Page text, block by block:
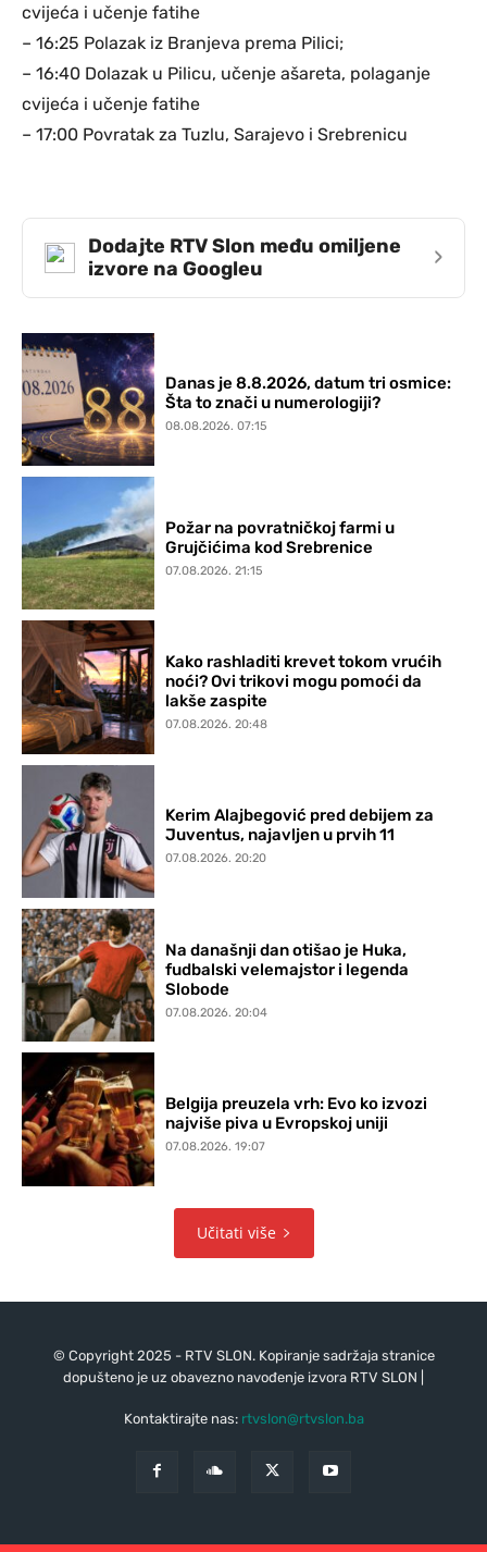
cvijeća i učenje fatihe
– 16:25 Polazak iz Branjeva prema Pilici;
– 16:40 Dolazak u Pilicu, učenje ašareta, polaganje
cvijeća i učenje fatihe
– 17:00 Povratak za Tuzlu, Sarajevo i Srebrenicu
Dodajte RTV Slon među omiljene
izvore na Googleu
›
Danas je 8.8.2026, datum tri osmice:
Šta to znači u numerologiji?
08.08.2026. 07:15
Požar na povratničkoj farmi u
Grujčićima kod Srebrenice
07.08.2026. 21:15
Kako rashladiti krevet tokom vrućih
noći? Ovi trikovi mogu pomoći da
lakše zaspite
07.08.2026. 20:48
Kerim Alajbegović pred debijem za
Juventus, najavljen u prvih 11
07.08.2026. 20:20
Na današnji dan otišao je Huka,
fudbalski velemajstor i legenda
Slobode
07.08.2026. 20:04
Belgija preuzela vrh: Evo ko izvozi
najviše piva u Evropskoj uniji
07.08.2026. 19:07
Učitati više
© Copyright 2025 - RTV SLON. Kopiranje sadržaja stranice
dopušteno je uz obavezno navođenje izvora RTV SLON |
Kontaktirajte nas: rtvslon@rtvslon.ba